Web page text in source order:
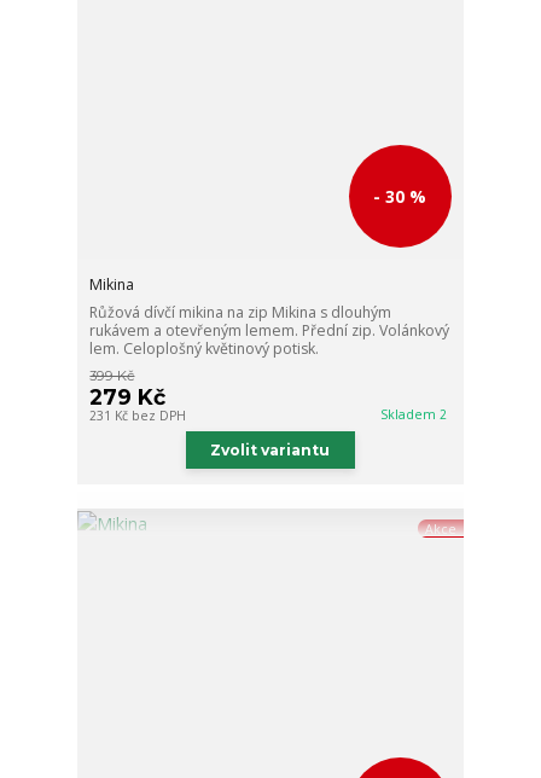
- 30 %
Mikina
Růžová dívčí mikina na zip Mikina s dlouhým
rukávem a otevřeným lemem. Přední zip. Volánkový
lem. Celoplošný květinový potisk.
399 Kč
279 Kč
231 Kč bez DPH Skladem 2
Zvolit variantu
Akce